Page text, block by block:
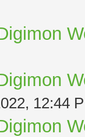
12:44